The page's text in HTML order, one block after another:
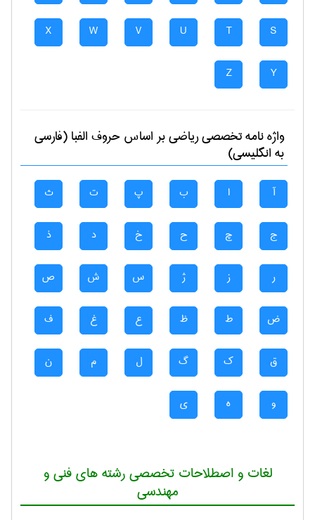
S
T
U
V
W
X
Y
Z
واژه نامه تخصصیرياضیبر اساس حروف الفبا (فارسی
به انگلیسی)
آ ا ب پ ت ث
ج چ ح خ د ذ
ر ز ژ س ش ص
ض ط ظ ع غ ف
ق ک گ ل م ن
و ه ی
لغات و اصطلاحات تخصصی رشته های فنی و
مهندسی